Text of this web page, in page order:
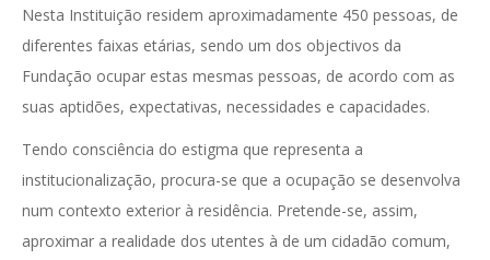
Nesta Instituição residem aproximadamente 450 pessoas, de
diferentes faixas etárias, sendo um dos objectivos da
Fundação ocupar estas mesmas pessoas, de acordo com as
suas aptidões, expectativas, necessidades e capacidades.
Tendo consciência do estigma que representa a
institucionalização, procura-se que a ocupação se desenvolva
num contexto exterior à residência. Pretende-se, assim,
aproximar a realidade dos utentes à de um cidadão comum,